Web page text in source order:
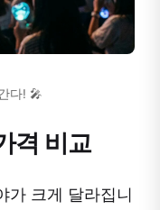
다! 🎤
격 비교
가 크게 달라집니